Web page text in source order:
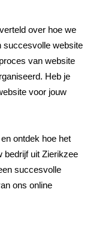
over hoe we
succesvolle website
van website
Heb je
voor jouw
ontdek hoe het
bedrijf uit Zierikzee
succesvolle
ons online